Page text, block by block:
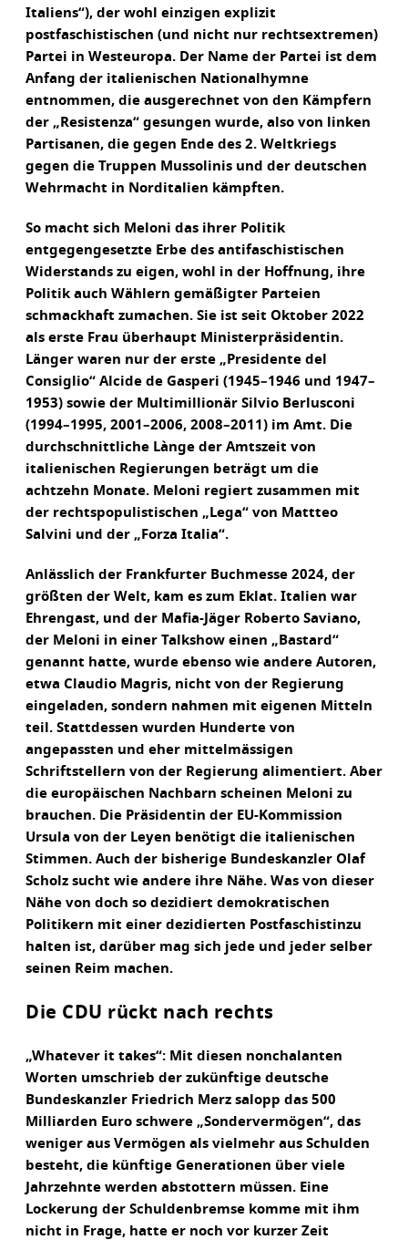
Italiens“), der wohl einzigen explizit
postfaschistischen (und nicht nur rechtsextremen)
Partei in Westeuropa. Der Name der Partei ist dem
Anfang der italienischen Nationalhymne
entnommen, die ausgerechnet von den Kämpfern
der „Resistenza“ gesungen wurde, also von linken
Partisanen, die gegen Ende des 2. Weltkriegs
gegen die Truppen Mussolinis und der deutschen
Wehrmacht in Norditalien kämpften.
So macht sich Meloni das ihrer Politik
entgegengesetzte Erbe des antifaschistischen
Widerstands zu eigen, wohl in der Hoffnung, ihre
Politik auch Wählern gemäßigter Parteien
schmackhaft zumachen. Sie ist seit Oktober 2022
als erste Frau überhaupt Ministerpräsidentin.
Länger waren nur der erste „Presidente del
Consiglio“ Alcide de Gasperi (1945–1946 und 1947–
1953) sowie der Multimillionär Silvio Berlusconi
(1994–1995, 2001–2006, 2008–2011) im Amt. Die
durchschnittliche Lànge der Amtszeit von
italienischen Regierungen beträgt um die
achtzehn Monate. Meloni regiert zusammen mit
der rechtspopulistischen „Lega“ von Mattteo
Salvini und der „Forza Italia“.
Anlässlich der Frankfurter Buchmesse 2024, der
größten der Welt, kam es zum Eklat. Italien war
Ehrengast, und der Mafia-Jäger Roberto Saviano,
der Meloni in einer Talkshow einen „Bastard“
genannt hatte, wurde ebenso wie andere Autoren,
etwa Claudio Magris, nicht von der Regierung
eingeladen, sondern nahmen mit eigenen Mitteln
teil. Stattdessen wurden Hunderte von
angepassten und eher mittelmässigen
Schriftstellern von der Regierung alimentiert. Aber
die europäischen Nachbarn scheinen Meloni zu
brauchen. Die Präsidentin der EU-Kommission
Ursula von der Leyen benötigt die italienischen
Stimmen. Auch der bisherige Bundeskanzler Olaf
Scholz sucht wie andere ihre Nähe. Was von dieser
Nähe von doch so dezidiert demokratischen
Politikern mit einer dezidierten Postfaschistinzu
halten ist, darüber mag sich jede und jeder selber
seinen Reim machen.
Die CDU rückt nach rechts
„Whatever it takes“: Mit diesen nonchalanten
Worten umschrieb der zukünftige deutsche
Bundeskanzler Friedrich Merz salopp das 500
Milliarden Euro schwere „Sondervermögen“, das
weniger aus Vermögen als vielmehr aus Schulden
besteht, die künftige Generationen über viele
Jahrzehnte werden abstottern müssen. Eine
Lockerung der Schuldenbremse komme mit ihm
nicht in Frage, hatte er noch vor kurzer Zeit